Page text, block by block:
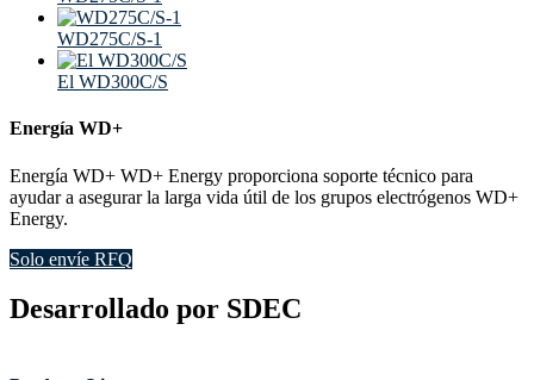
WD275C/S-1
El WD300C/S
Energía WD+
Energía WD+ WD+ Energy proporciona soporte técnico para
ayudar a asegurar la larga vida útil de los grupos electrógenos WD+
Energy.
Solo envíe RFQ
Desarrollado por SDEC